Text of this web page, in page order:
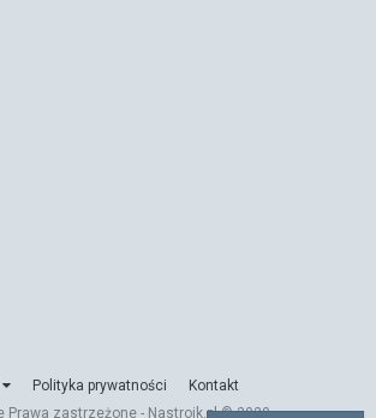
Polityka prywatności
Kontakt
Prawa zastrzeżone - Nastroik.pl © 2020